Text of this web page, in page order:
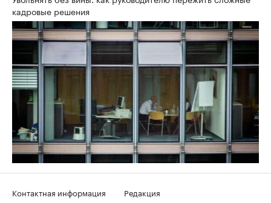
кадровые решения
Контактная информация
Редакция